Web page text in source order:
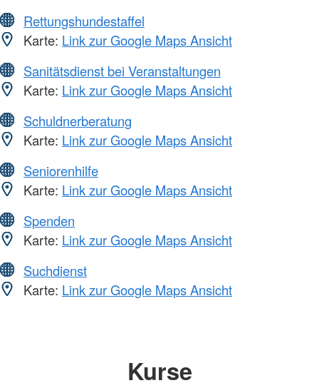
Rettungshundestaffel
Karte: Link zur Google Maps Ansicht
Sanitätsdienst bei Veranstaltungen
Karte: Link zur Google Maps Ansicht
Schuldnerberatung
Karte: Link zur Google Maps Ansicht
Seniorenhilfe
Karte: Link zur Google Maps Ansicht
Spenden
Karte: Link zur Google Maps Ansicht
Suchdienst
Karte: Link zur Google Maps Ansicht
Kurse